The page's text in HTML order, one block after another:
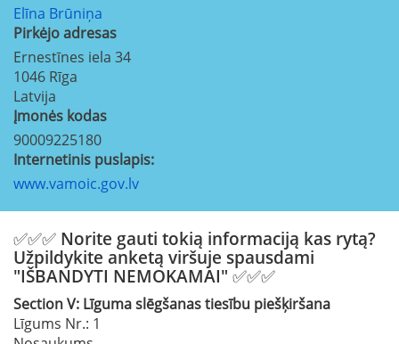
Elīna Brūniņa
Pirkėjo adresas
Ernestīnes iela 34
1046 Rīga
Latvija
Įmonės kodas
90009225180
Internetinis puslapis:
www.vamoic.gov.lv
✅✅✅ Norite gauti tokią informaciją kas rytą?
Užpildykite anketą viršuje spausdami
"IŠBANDYTI NEMOKAMAI" ✅✅✅
SectionV: Līguma slēgšanas tiesību piešķiršana
Līgums Nr.: 1